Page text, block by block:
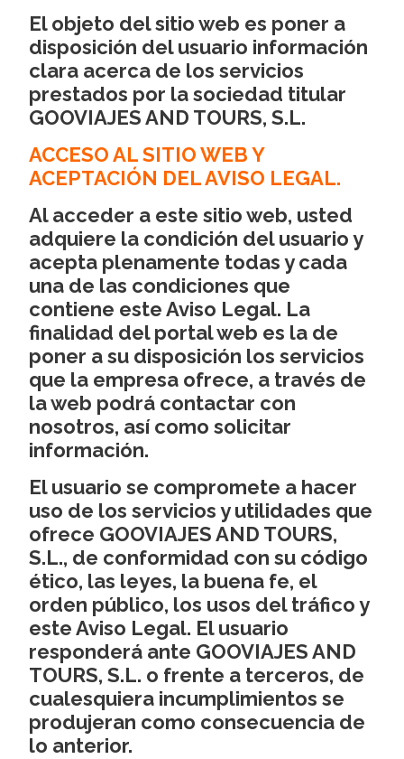
El objeto del sitio web es poner a
disposición del usuario información
clara acerca de los servicios
prestados por la sociedad titular
GOOVIAJES AND TOURS, S.L.
ACCESO AL SITIO WEB Y
ACEPTACIÓN DEL AVISO LEGAL.
Al acceder a este sitio web, usted
adquiere la condición del usuario y
acepta plenamente todas y cada
una de las condiciones que
contiene este Aviso Legal. La
finalidad del portal web es la de
poner a su disposición los servicios
que la empresa ofrece, a través de
la web podrá contactar con
nosotros, así como solicitar
información.
El usuario se compromete a hacer
uso de los servicios y utilidades que
ofrece GOOVIAJES AND TOURS,
S.L., de conformidad con su código
ético, las leyes, la buena fe, el
orden público, los usos del tráfico y
este Aviso Legal. El usuario
responderá ante GOOVIAJES AND
TOURS, S.L. o frente a terceros, de
cualesquiera incumplimientos se
produjeran como consecuencia de
lo anterior.